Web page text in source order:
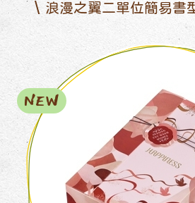
浪漫之翼二單位簡易書
NEW